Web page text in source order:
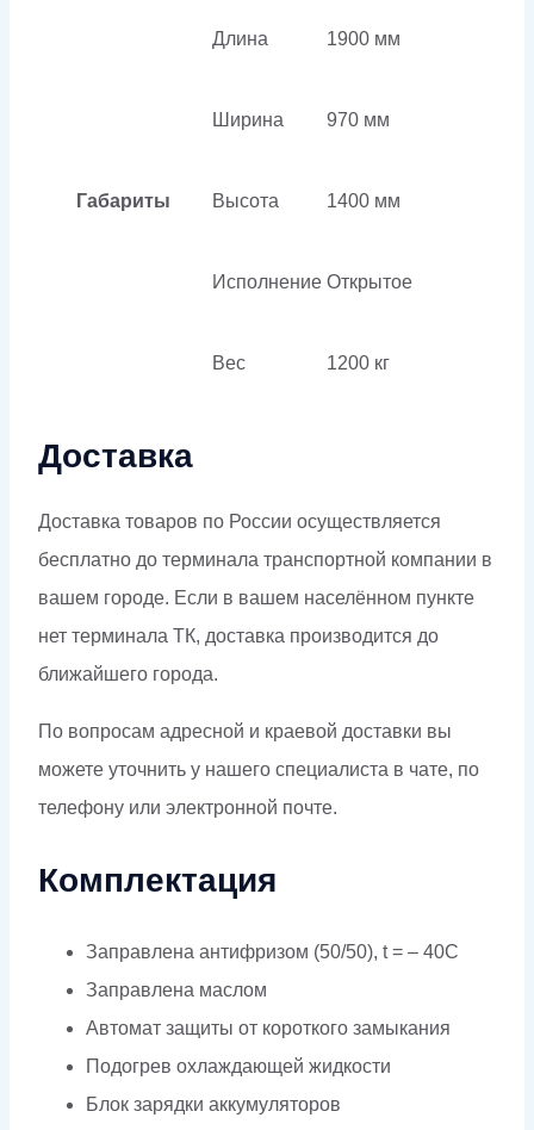
Габариты
Длина 1900 мм
Ширина 970 мм
Высота 1400 мм
Исполнение Открытое
Вес 1200 кг
Доставка
Доставка товаров по России осуществляется
бесплатно до терминала транспортной компании в
вашем городе. Если в вашем населённом пункте
нет терминала ТК, доставка производится до
ближайшего города.
По вопросам адресной и краевой доставки вы
можете уточнить у нашего специалиста в чате, по
телефону или электронной почте.
Комплектация
Заправлена антифризом (50/50), t = – 40C
Заправлена маслом
Автомат защиты от короткого замыкания
Подогрев охлаждающей жидкости
Блок зарядки аккумуляторов